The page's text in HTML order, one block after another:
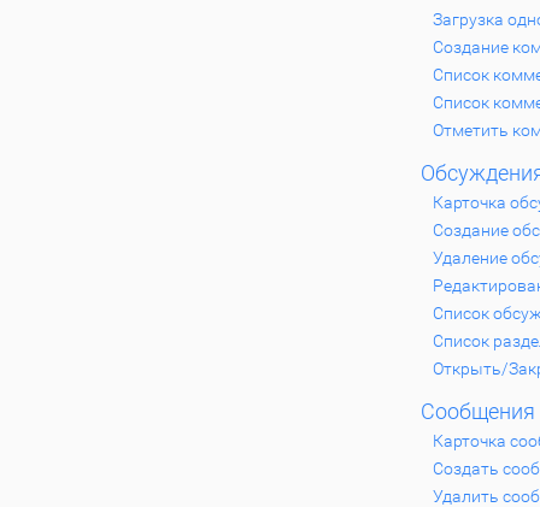
Загрузка
Создание
Список
Список
Отметить
Карточка
Создание
Удаление
Список
Список
Открыть/
Сообщения
Карточка
Создать
Удалить